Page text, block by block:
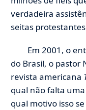
verdadeira
seitas
Em 2001, o
do Brasil, o pastor
revista americana
qual não falta
qual motivo isso se